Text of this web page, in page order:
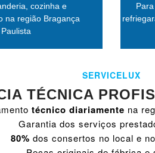
cozinha e
na região Bragança
Paulista
SERVICELUX
TÉCNICA
técnico diariamente na
Garantia dos serviços
80% dos consertos no local e no